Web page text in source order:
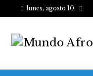
lunes, agosto 10